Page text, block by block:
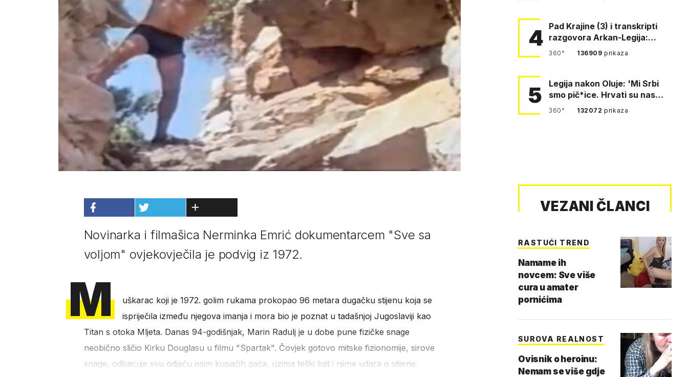
Novinarka i filmašica Nerminka Emrić dokumentarcem "Sve sa
voljom" ovjekovječila je podvig iz 1972.
M
uškarac koji je 1972. golim rukama prokopao 96 metara dugačku stijenu koja se
ispriječila između njegova imanja i mora bio je poznat u tadašnjoj Jugoslaviji kao
Titan s otoka Mljeta. Danas 94-godišnjak, Marin Radulj je u dobe pune fizičke snage
neobično sličio Kirku Douglasu u filmu "Spartak". Čovjek gotovo mitske fizionomije, sirove
snage, odbacuje svu odjeću osim kupaćih gaća, uzima teški bat i njime udara o stijene.
4 Pad Krajine (3) i transkripti
razgovora Arkan-Legija:
'Čujem, prelazite ustašam…
360° 136909prikaza
5
Legija nakon Oluje: 'Mi Srbi
smo pič*ice. Hrvati su nas
pomeli!'
360° 132072prikaza
VEZANI ČLANCI
RASTUĆI TREND
Namame ih
novcem: Sve više
cura u amater
pornićima
SUROVA REALNOST
Ovisnik o heroinu:
Nemam se više gdje